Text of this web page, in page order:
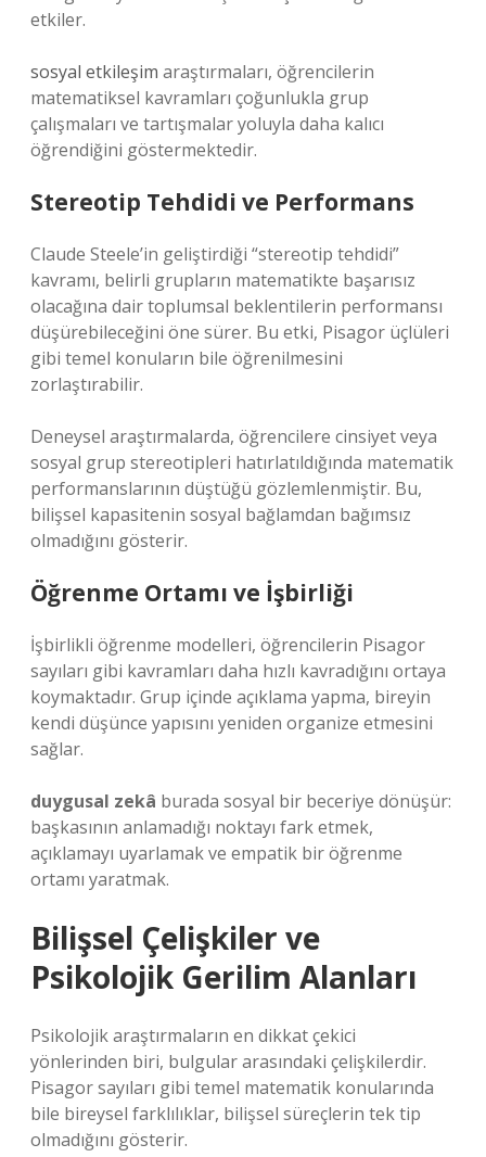
etkiler.
sosyal etkileşim araştırmaları, öğrencilerin
matematiksel kavramları çoğunlukla grup
çalışmaları ve tartışmalar yoluyla daha kalıcı
öğrendiğini göstermektedir.
Stereotip Tehdidi ve Performans
Claude Steele’in geliştirdiği “stereotip tehdidi”
kavramı, belirli grupların matematikte başarısız
olacağına dair toplumsal beklentilerin performansı
düşürebileceğini öne sürer. Bu etki, Pisagor üçlüleri
gibi temel konuların bile öğrenilmesini
zorlaştırabilir.
Deneysel araştırmalarda, öğrencilere cinsiyet veya
sosyal grup stereotipleri hatırlatıldığında matematik
performanslarının düştüğü gözlemlenmiştir. Bu,
bilişsel kapasitenin sosyal bağlamdan bağımsız
olmadığını gösterir.
Öğrenme Ortamı ve İşbirliği
İşbirlikli öğrenme modelleri, öğrencilerin Pisagor
sayıları gibi kavramları daha hızlı kavradığını ortaya
koymaktadır. Grup içinde açıklama yapma, bireyin
kendi düşünce yapısını yeniden organize etmesini
sağlar.
duygusal zekâ burada sosyal bir beceriye dönüşür:
başkasının anlamadığı noktayı fark etmek,
açıklamayı uyarlamak ve empatik bir öğrenme
ortamı yaratmak.
Bilişsel Çelişkiler ve
Psikolojik Gerilim Alanları
Psikolojik araştırmaların en dikkat çekici
yönlerinden biri, bulgular arasındaki çelişkilerdir.
Pisagor sayıları gibi temel matematik konularında
bile bireysel farklılıklar, bilişsel süreçlerin tek tip
olmadığını gösterir.